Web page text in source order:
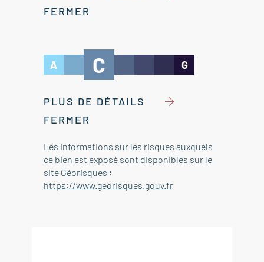
FERMER
A C G
PLUS DE DÉTAILS
FERMER
Les informations sur les risques auxquels
ce bien est exposé sont disponibles sur le
site Géorisques :
https://www.georisques.gouv.fr